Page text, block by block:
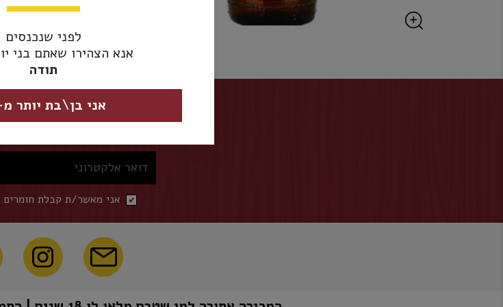
השארו
דואר אלקטרוני
אני מאשר/ת קבלת חומרים
לפני שנכנסים
אנא הצהירו שאתם בני
תודה
אני בן\בת יותר מ-